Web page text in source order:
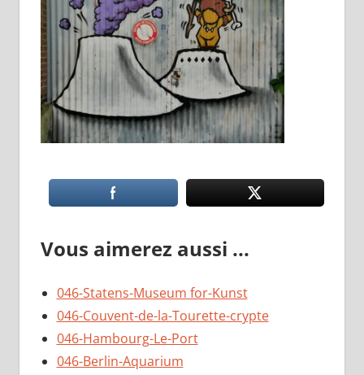
Vous aimerez aussi ...
046-Statens-Museum for-Kunst
046-Couvent-de-la-Tourette-crypte
046-Hambourg-Le-Port
046-Berlin-Aquarium